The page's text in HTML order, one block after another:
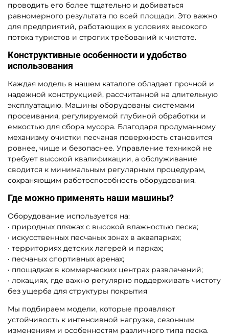
проводить его более тщательно и добиваться
равномерного результата по всей площади. Это важно
для предприятий, работающих в условиях высокого
потока туристов и строгих требований к чистоте.
Конструктивные особенности и удобство
использования
Каждая модель в нашем каталоге обладает прочной и
надежной конструкцией, рассчитанной на длительную
эксплуатацию. Машины оборудованы системами
просеивания, регулируемой глубиной обработки и
емкостью для сбора мусора. Благодаря продуманному
механизму очистки песчаная поверхность становится
ровнее, чище и безопаснее. Управление техникой не
требует высокой квалификации, а обслуживание
сводится к минимальным регулярным процедурам,
сохраняющим работоспособность оборудования.
Где можно применять наши машины?
Оборудование используется на:
• природных пляжах с высокой влажностью песка;
• искусственных песчаных зонах в аквапарках;
• территориях детских лагерей и парках;
• песчаных спортивных аренах;
• площадках в коммерческих центрах развлечений;
• локациях, где важно регулярно поддерживать чистоту
без ущерба для структуры покрытия
Мы подбираем модели, которые проявляют
устойчивость к интенсивной нагрузке, сезонным
изменениям и особенностям различного типа песка.